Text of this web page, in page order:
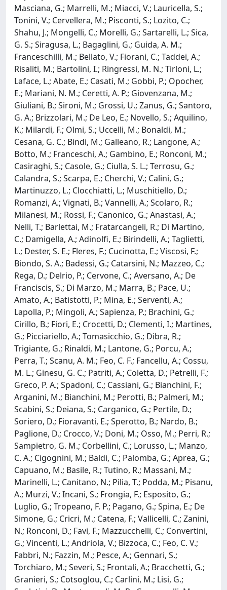
Masciana, G.; Marrelli, M.; Miacci, V.; Lauricella, S.;
Tonini, V.; Cervellera, M.; Pisconti, S.; Lozito, C.;
Shahu, J.; Mongelli, C.; Morelli, G.; Sartarelli, L.; Sica,
G. S.; Siragusa, L.; Bagaglini, G.; Guida, A. M.;
Franceschilli, M.; Bellato, V.; Fiorani, C.; Taddei, A.;
Risaliti, M.; Bartolini, I.; Ringressi, M. N.; Tirloni, L.;
Laface, L.; Abate, E.; Casati, M.; Gobbi, P.; Opocher,
E.; Mariani, N. M.; Ceretti, A. P.; Giovenzana, M.;
Giuliani, B.; Sironi, M.; Grossi, U.; Zanus, G.; Santoro,
G. A.; Brizzolari, M.; De Leo, E.; Novello, S.; Aquilino,
K.; Milardi, F.; Olmi, S.; Uccelli, M.; Bonaldi, M.;
Cesana, G. C.; Bindi, M.; Galleano, R.; Langone, A.;
Botto, M.; Franceschi, A.; Gambino, E.; Ronconi, M.;
Casiraghi, S.; Casole, G.; Ciulla, S. L.; Terrosu, G.;
Calandra, S.; Scarpa, E.; Cherchi, V.; Calini, G.;
Martinuzzo, L.; Clocchiatti, L.; Muschitiello, D.;
Romanzi, A.; Vignati, B.; Vannelli, A.; Scolaro, R.;
Milanesi, M.; Rossi, F.; Canonico, G.; Anastasi, A.;
Nelli, T.; Barlettai, M.; Fratarcangeli, R.; Di Martino,
C.; Damigella, A.; Adinolfi, E.; Birindelli, A.; Taglietti,
L.; Dester, S. E.; Fleres, F.; Cucinotta, E.; Viscosi, F.;
Biondo, S. A.; Badessi, G.; Catarsini, N.; Mazzeo, C.;
Rega, D.; Delrio, P.; Cervone, C.; Aversano, A.; De
Franciscis, S.; Di Marzo, M.; Marra, B.; Pace, U.;
Amato, A.; Batistotti, P.; Mina, E.; Serventi, A.;
Lapolla, P.; Mingoli, A.; Sapienza, P.; Brachini, G.;
Cirillo, B.; Fiori, E.; Crocetti, D.; Clementi, I.; Martines,
G.; Picciariello, A.; Tomasicchio, G.; Dibra, R.;
Trigiante, G.; Rinaldi, M.; Lantone, G.; Porcu, A.;
Perra, T.; Scanu, A. M.; Feo, C. F.; Fancellu, A.; Cossu,
M. L.; Ginesu, G. C.; Patriti, A.; Coletta, D.; Petrelli, F.;
Greco, P. A.; Spadoni, C.; Cassiani, G.; Bianchini, F.;
Arganini, M.; Bianchini, M.; Perotti, B.; Palmeri, M.;
Scabini, S.; Deiana, S.; Carganico, G.; Pertile, D.;
Soriero, D.; Fioravanti, E.; Sperotto, B.; Nardo, B.;
Paglione, D.; Crocco, V.; Doni, M.; Osso, M.; Perri, R.;
Sampietro, G. M.; Corbellini, C.; Lorusso, L.; Manzo,
C. A.; Cigognini, M.; Baldi, C.; Palomba, G.; Aprea, G.;
Capuano, M.; Basile, R.; Tutino, R.; Massani, M.;
Marinelli, L.; Canitano, N.; Pilia, T.; Podda, M.; Pisanu,
A.; Murzi, V.; Incani, S.; Frongia, F.; Esposito, G.;
Luglio, G.; Tropeano, F. P.; Pagano, G.; Spina, E.; De
Simone, G.; Cricri, M.; Catena, F.; Vallicelli, C.; Zanini,
N.; Ronconi, D.; Favi, F.; Mazzucchelli, C.; Convertini,
G.; Vincenti, L.; Andriola, V.; Bizzoca, C.; Feo, C. V.;
Fabbri, N.; Fazzin, M.; Pesce, A.; Gennari, S.;
Torchiaro, M.; Severi, S.; Frontali, A.; Bracchetti, G.;
Granieri, S.; Cotsoglou, C.; Carlini, M.; Lisi, G.;